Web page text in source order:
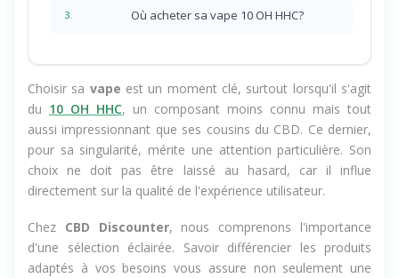
3. Où acheter sa vape 10 OH HHC?
Choisir sa vape est un moment clé, surtout lorsqu'il s'agit
du 10 OH HHC, un composant moins connu mais tout
aussi impressionnant que ses cousins du CBD. Ce dernier,
pour sa singularité, mérite une attention particulière. Son
choix ne doit pas être laissé au hasard, car il influe
directement sur la qualité de l'expérience utilisateur.
Chez CBD Discounter, nous comprenons l'importance
d'une sélection éclairée. Savoir différencier les produits
adaptés à vos besoins vous assure non seulement une